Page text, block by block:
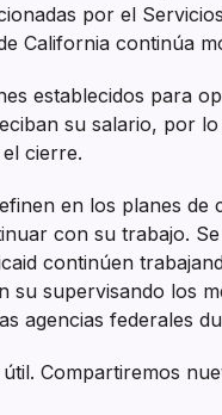
por el
California continúa
establecidos para
su salario, por
cierre.
en los planes
con su trabajo.
continúen
su supervisando los
agencias federales
Compartiremos